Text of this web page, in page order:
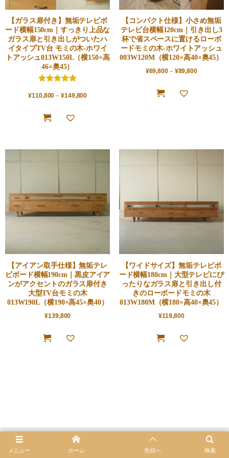
【ガラス扉付き】無垢テレビボ
ード横幅150cm｜すっきり上品な
ガラス扉と引き出しがついたハ
イタイプTV台 モミの木-ホワイ
トアッシュ013W150L（横150×高
46×奥45）
5点満点
¥110,800 –¥149,800
【コンパクト仕様】小さめ無垢
テレビ台横幅120cm｜引き出し3
杯で省スペースに置けるローボ
ードモミの木-ホワイトアッシュ
003W120M（横120×高40×奥45）
¥69,800 – ¥89,800
【アイアン取手仕様】無垢テレ
ビボード横幅190cm｜黒皮アイア
ンがアクセントのガラス扉付き
大型TV台モミの木
013W190L（横190×高45×奥40）
¥139,800
【ワイドサイズ】無垢テレビボ
ード横幅180cm｜大型テレビにぴ
ったりなガラス扉と引き出し付
きのローボードモミの木
013W180M（横180×高40×奥45）
¥119,800
メニュー 検索
ホーム 先頭へ